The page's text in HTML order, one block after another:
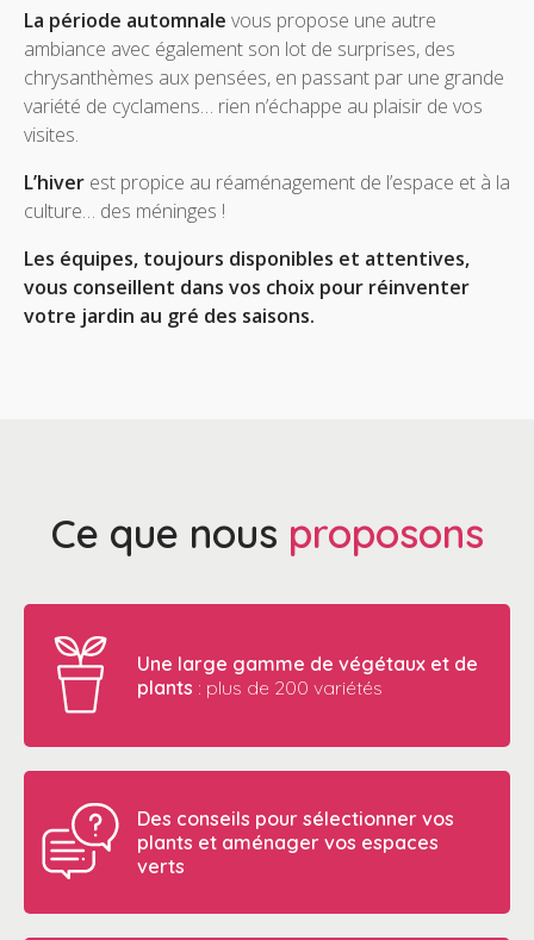
La période automnale vous propose une autre
ambiance avec également son lot de surprises, des
chrysanthèmes aux pensées, en passant par une grande
variété de cyclamens… rien n’échappe au plaisir de vos
visites.
L’hiver est propice au réaménagement de l’espace et à la
culture… des méninges !
Les équipes, toujours disponibles et attentives,
vous conseillent dans vos choix pour réinventer
votre jardin au gré des saisons.
Ce que nous proposons
Une large gamme de végétaux et de
plants : plus de 200 variétés
Des conseils pour sélectionner vos
plants et aménager vos espaces
verts